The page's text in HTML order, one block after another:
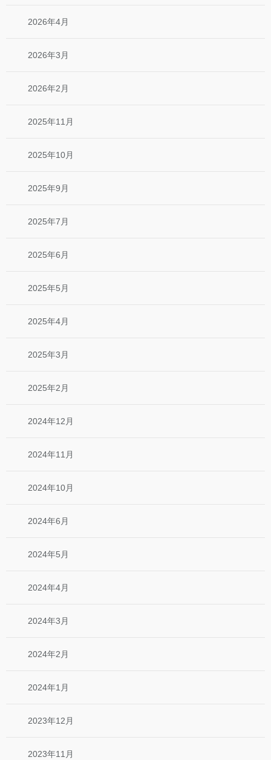
2026年4月
2026年3月
2026年2月
2025年11月
2025年10月
2025年9月
2025年7月
2025年6月
2025年5月
2025年4月
2025年3月
2025年2月
2024年12月
2024年11月
2024年10月
2024年6月
2024年5月
2024年4月
2024年3月
2024年2月
2024年1月
2023年12月
2023年11月